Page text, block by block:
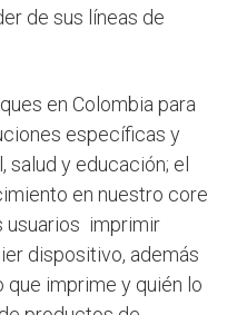
de sus líneas de
en Colombia para
específicas y
y educación; el
en nuestro core
usuarios imprimir
dispositivo, además
que imprime y quién lo